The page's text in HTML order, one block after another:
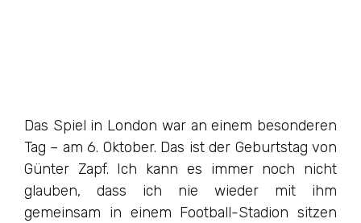
Das Spiel in London war an einem besonderen
Tag – am 6. Oktober. Das ist der Geburtstag von
Günter Zapf. Ich kann es immer noch nicht
glauben, dass ich nie wieder mit ihm
gemeinsam in einem Football-Stadion sitzen